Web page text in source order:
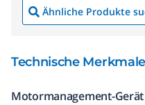
Ähnliche Produkte
Technische Merkmale
Motormanagement-Gerät